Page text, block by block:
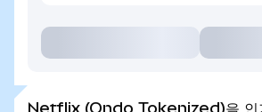
Netflix (Ondo Tokenized)을 인